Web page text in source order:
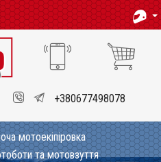
+380677498078
мотоекіпіровка
та мотовзуття